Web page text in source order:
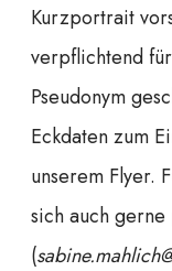
Kurzportrait
verpflichtend
Pseudonym
Eckdaten zum
unserem Flyer.
sich auch
(